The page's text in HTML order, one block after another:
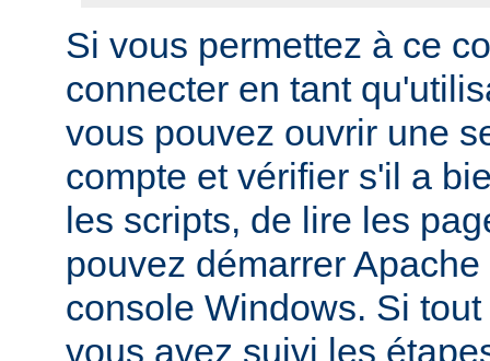
Si vous permettez à ce
connecter en tant
vous pouvez ouvrir une
compte et vérifier s'il a
les scripts, de lire les
pouvez démarrer
console Windows. Si
vous avez suivi les